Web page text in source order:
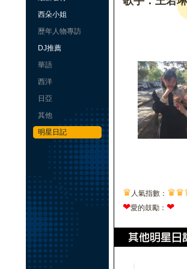
西朵小姐
歷年人物專訪
DJ推薦
華語
西洋
日亞
其他
明星日記
♛ 人氣指數： ♛♛
❤愛的鼓勵： ❤